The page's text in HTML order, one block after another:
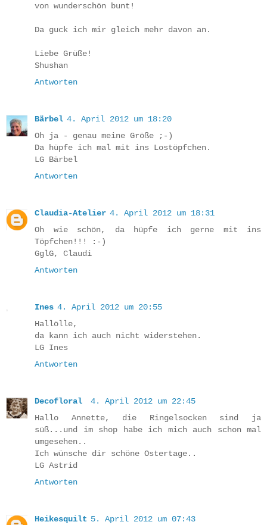
von wunderschön bunt!
Da guck ich mir gleich mehr davon an.
Liebe Grüße!
Shushan
Antworten
Bärbel 4. April 2012 um 18:20
Oh ja - genau meine Größe ;-)
Da hüpfe ich mal mit ins Lostöpfchen.
LG Bärbel
Antworten
Claudia-Atelier 4. April 2012 um 18:31
Oh wie schön, da hüpfe ich gerne mit ins
Töpfchen!!! :-)
GglG, Claudi
Antworten
Ines 4. April 2012 um 20:55
Hallölle,
da kann ich auch nicht widerstehen.
LG Ines
Antworten
Decofloral
4. April 2012 um 22:45
Hallo Annette, die Ringelsocken sind ja
süß...und im shop habe ich mich auch schon mal
umgesehen..
Ich wünsche dir schöne Ostertage..
LG Astrid
Antworten
Heikesquilt 5. April 2012 um 07:43